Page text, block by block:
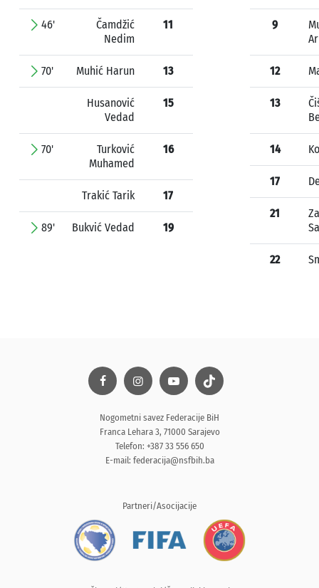
46'
Čamdžić
Nedim
11
70' Muhić Harun 13
Husanović
Vedad
15
70'
Turković
Muhamed
16
Trakić Tarik 17
89' Bukvić Vedad 19
9
12
13
14
17
21
22
Nogometni savez Federacije BiH
Franca Lehara 3, 71000 Sarajevo
Telefon: +387 33 556 650
E-mail: federacija@nsfbih.ba
Partneri/Asocijacije